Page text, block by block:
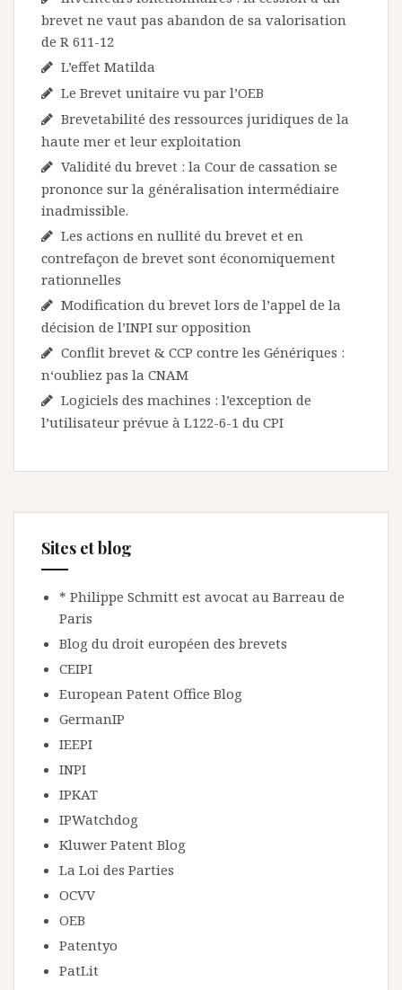
brevet ne vaut pas abandon de sa valorisation
de R 611-12
L’effet Matilda
Le Brevet unitaire vu par l’OEB
Brevetabilité des ressources juridiques de la
haute mer et leur exploitation
Validité du brevet : la Cour de cassation se
prononce sur la généralisation intermédiaire
inadmissible.
Les actions en nullité du brevet et en
contrefaçon de brevet sont économiquement
rationnelles
Modification du brevet lors de l’appel de la
décision de l’INPI sur opposition
Conflit brevet & CCP contre les Génériques :
n‘oubliez pas la CNAM
Logiciels des machines : l’exception de
l’utilisateur prévue à L122-6-1 du CPI
Sites et blog
* Philippe Schmitt est avocat au Barreau de
Paris
Blog du droit européen des brevets
CEIPI
European Patent Office Blog
GermanIP
IEEPI
INPI
IPKAT
IPWatchdog
Kluwer Patent Blog
La Loi des Parties
OCVV
OEB
Patentyo
PatLit